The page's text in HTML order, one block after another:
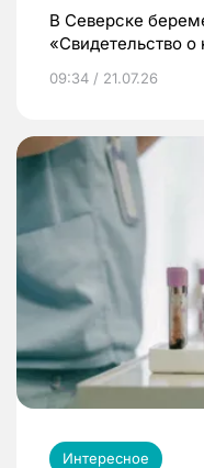
В Северске
«Свидетельство о
09:34 / 21.07.26
Интересное